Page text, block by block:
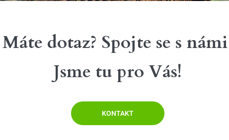
Máte dotaz? Spojte se s
Jsme tu pro Vás!
KONTAKT